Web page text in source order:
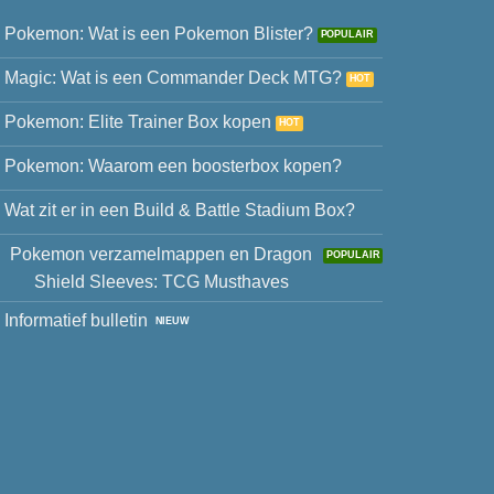
Pokemon: Wat is een Pokemon Blister?
Magic: Wat is een Commander Deck MTG?
Pokemon: Elite Trainer Box kopen
Pokemon: Waarom een boosterbox kopen?
Wat zit er in een Build & Battle Stadium Box?
Pokemon verzamelmappen en Dragon
Shield Sleeves: TCG Musthaves
Informatief bulletin